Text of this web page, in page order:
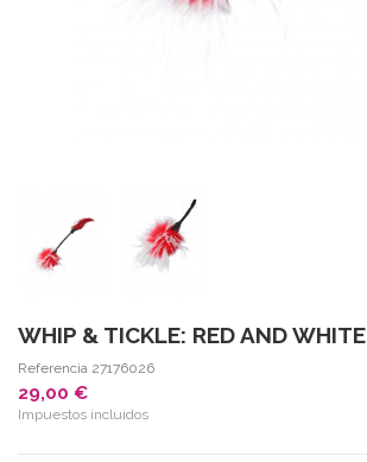
WHIP & TICKLE: RED AND WHITE
Referencia 27176026
29,00 €
Impuestos incluidos